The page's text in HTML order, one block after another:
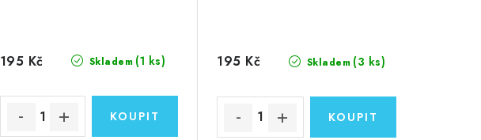
Skladem (1 ks)
195 Kč Skladem (3 ks)
195 Kč